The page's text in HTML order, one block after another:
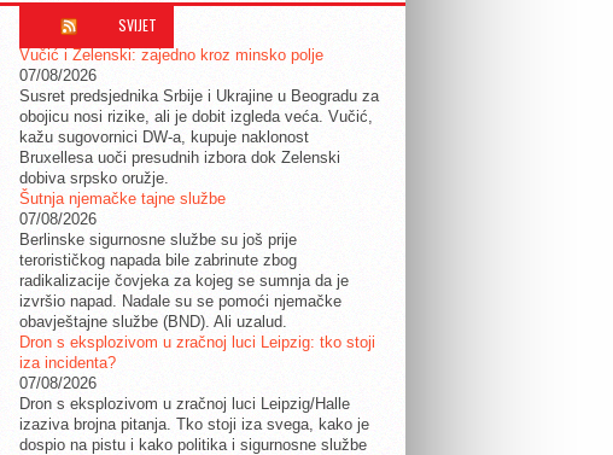
SVIJET
Vučić i Zelenski: zajedno kroz minsko polje
07/08/2026
Susret predsjednika Srbije i Ukrajine u Beogradu za
obojicu nosi rizike, ali je dobit izgleda veća. Vučić,
kažu sugovornici DW-a, kupuje naklonost
Bruxellesa uoči presudnih izbora dok Zelenski
dobiva srpsko oružje.
Šutnja njemačke tajne službe
07/08/2026
Berlinske sigurnosne službe su još prije
terorističkog napada bile zabrinute zbog
radikalizacije čovjeka za kojeg se sumnja da je
izvršio napad. Nadale su se pomoći njemačke
obavještajne službe (BND). Ali uzalud.
Dron s eksplozivom u zračnoj luci Leipzig: tko stoji
iza incidenta?
07/08/2026
Dron s eksplozivom u zračnoj luci Leipzig/Halle
izaziva brojna pitanja. Tko stoji iza svega, kako je
dospio na pistu i kako politika i sigurnosne službe